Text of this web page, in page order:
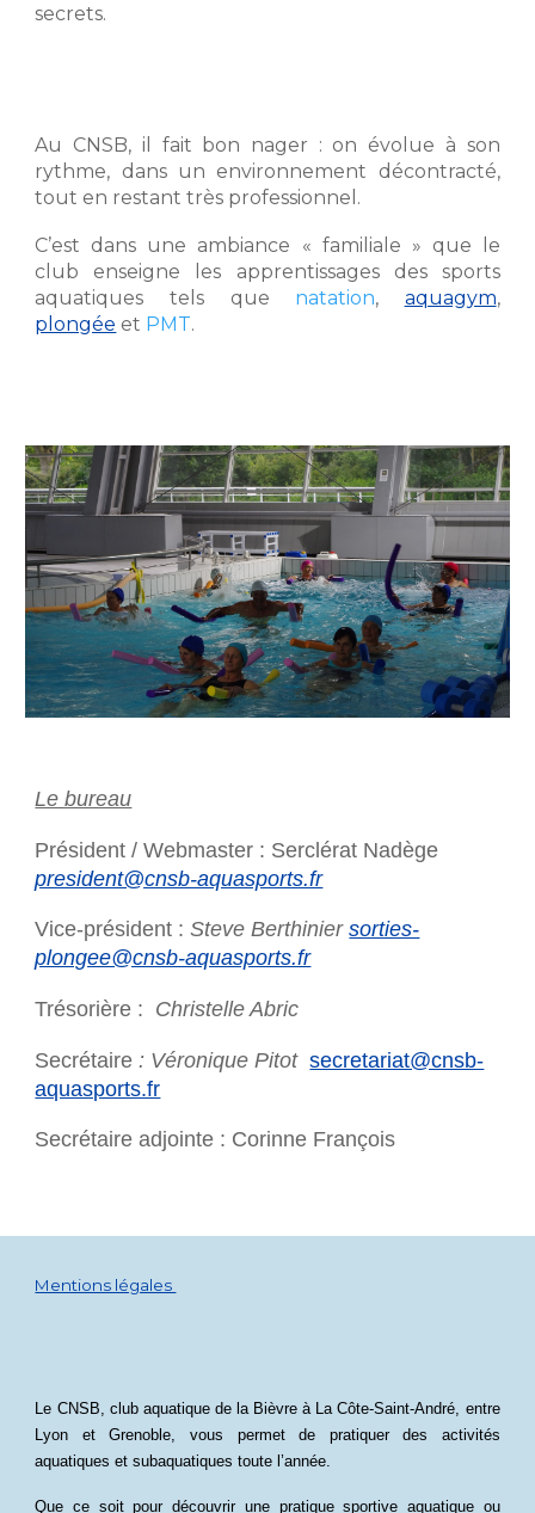
secrets.
Au CNSB, il fait bon nager : on évolue à son
rythme, dans un environnement décontracté,
tout en restant très professionnel.
C’est dans une ambiance « familiale » que le
club enseigne les apprentissages des sports
aquatiques tels que natation, aquagym,
plongée et PMT.
Le bureau
Président/ Webmaster : Serclérat Nadège
president@cnsb-aquasports.fr
Vice-président :Steve Berthiniersorties-
plongee@cnsb-aquasports.fr
Trésorière : Christelle Abric
Secrétaire : Véronique Pitotsecretariat@cnsb-
aquasports.fr
Secrétaire adjointe : Corinne François
Mentions légales
Le CNSB, club aquatique de la Bièvre à La Côte-Saint-André, entre
Lyon et Grenoble, vous permet de pratiquer des activités
aquatiques et subaquatiques toute l’année.
Que ce soit pour découvrir une pratique sportive aquatique ou